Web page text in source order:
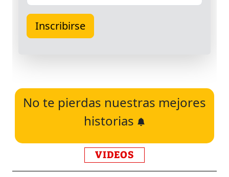
No te pierdas nuestras mejores
historias
VIDEOS